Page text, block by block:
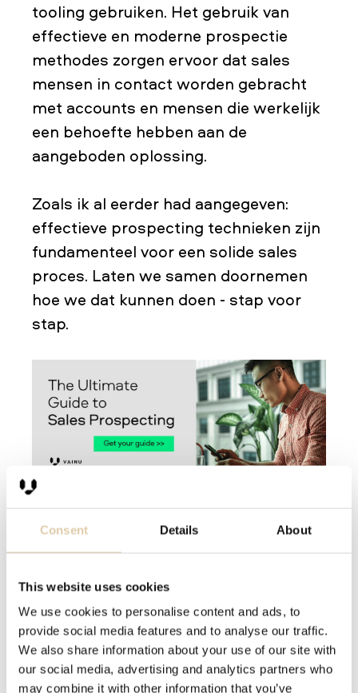
Consent Details About
This website uses cookies
We use cookies to personalise content and ads, to
provide social media features and to analyse our traffic.
We also share information about your use of our site with
our social media, advertising and analytics partners who
may combine it with other information that you’ve
tooling gebruiken. Het gebruik van
effectieve en moderne prospectie
methodes zorgen ervoor dat sales
mensen in contact worden gebracht
met accounts en mensen die werkelijk
een behoefte hebben aan de
aangeboden oplossing.
Zoals ik al eerder had aangegeven:
effectieve prospecting technieken zijn
fundamenteel voor een solide sales
proces. Laten we samen doornemen
hoe we dat kunnen doen - stap voor
stap.
Pre-prospecting: wat je
moet weten voor je begint
Van LinkedIn tot webinar: je kunt je
prospects in allerlei verschillende
kanalen opdoen. Je verzamelt namen,
bedrijven, en wellicht simpele andere
info zoals industrie of grootte. Dit is